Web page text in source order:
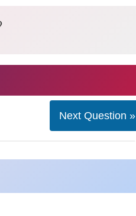
Next Question »